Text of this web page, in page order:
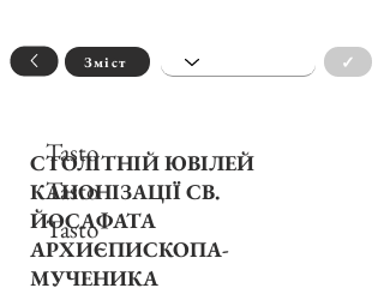
Зміст ✓
СТОЛІТНІЙ ЮВІЛЕЙ
КАНОНІЗАЦІЇ СВ.
ЙОСАФАТА
АРХИЄПИСКОПА-
МУЧЕНИКА
Tasto
Tasto
Tasto